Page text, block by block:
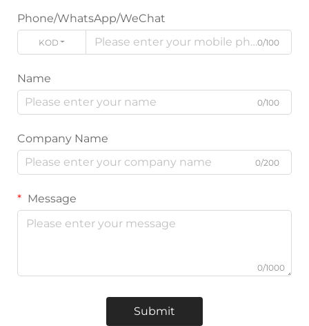
Phone/WhatsApp/WeChat
KODE 0/100
Name
0/100
Company Name
0/200
Message
0/1000
Submit